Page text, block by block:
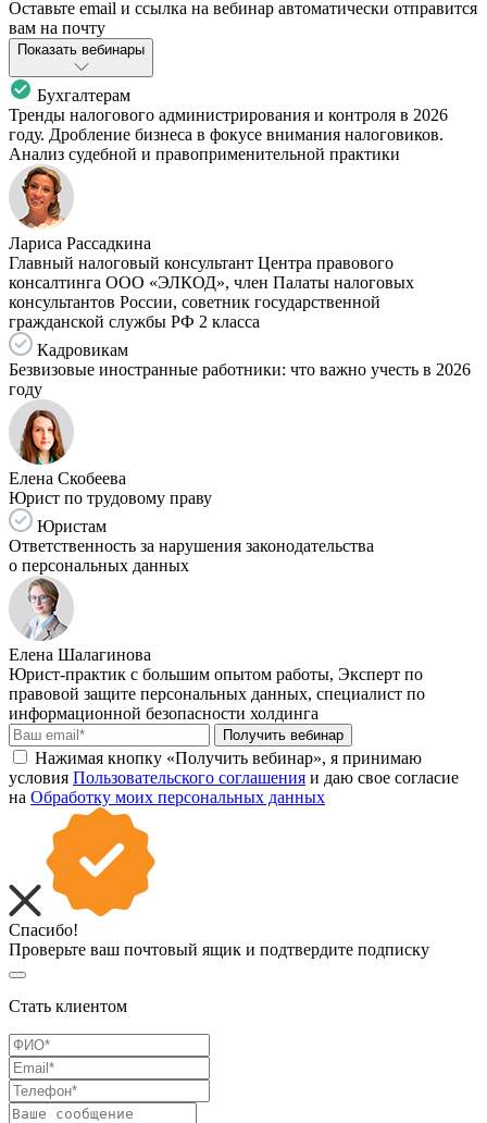
Оставьте email и ссылка на вебинар автоматически отправится
вам на почту
Показать вебинары
Бухгалтерам
Тренды налогового администрирования и контроля в 2026
году. Дробление бизнеса в фокусе внимания налоговиков.
Анализ судебной и правоприменительной практики
Лариса Рассадкина
Главный налоговый консультант Центра правового
консалтинга ООО «ЭЛКОД», член Палаты налоговых
консультантов России, советник государственной
гражданской службы РФ 2 класса
Кадровикам
Безвизовые иностранные работники: что важно учесть в 2026
году
Елена Скобеева
Юрист по трудовому праву
Юристам
Ответственность за нарушения законодательства
о персональных данных
Елена Шалагинова
Юрист-практик с большим опытом работы, Эксперт по
правовой защите персональных данных, специалист по
информационной безопасности холдинга
Получить вебинар
Нажимая кнопку «Получить вебинар», я принимаю
условия Пользовательского соглашения и даю свое согласие
на Обработку моих персональных данных
Спасибо!
Проверьте ваш почтовый ящик и подтвердите подписку
Стать клиентом